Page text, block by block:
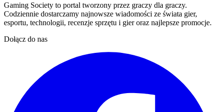
Gaming Society to portal tworzony przez graczy dla graczy.
Codziennie dostarczamy najnowsze wiadomości ze świata gier,
esportu, technologii, recenzje sprzętu i gier oraz najlepsze promocje.
Dołącz do nas